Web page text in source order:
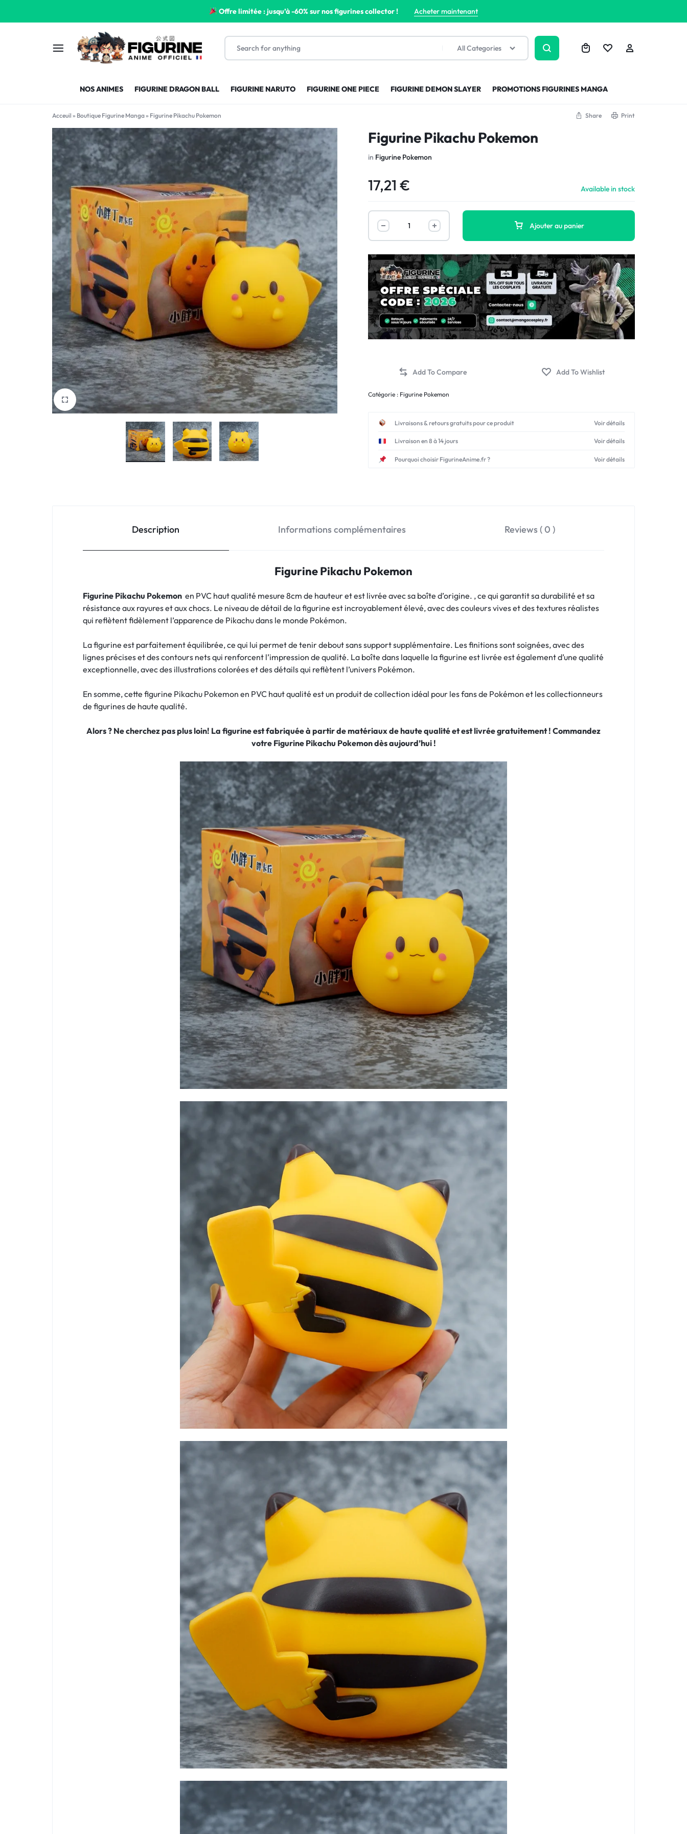
Offre limitée : jusqu’à -60% sur nos figurines collector ! Acheter maintenant
FRANCE
FRANCE
All Categories
NOS ANIMES FIGURINE DRAGON BALL FIGURINE NARUTO FIGURINE ONE PIECE FIGURINE DEMON SLAYER PROMOTIONS FIGURINES MANGA
Acceuil » Boutique Figurine Manga» Figurine Pikachu Pokemon Share Print
Figurine Pikachu Pokemon
in Figurine Pokemon
17,21€ Available in stock
Ajouter au panier
Catégorie : Figurine Pokemon
Livraisons & retours gratuits pour ce produit Voir détails
Livraison en 8 à 14 jours Voir détails
Pourquoi choisir FigurineAnime.fr ? Voir détails
Description Informations complémentaires Reviews ( 0 )
Figurine Pikachu Pokemon
Figurine Pikachu Pokemon en PVC haut qualité mesure 8cm de hauteur et est livrée avec sa boîte d’origine. , ce qui garantit sa durabilité et sa
résistance aux rayures et aux chocs. Le niveau de détail de la figurine est incroyablement élevé, avec des couleurs vives et des textures réalistes
qui reflètent fidèlement l’apparence de Pikachu dans le monde Pokémon.
La figurine est parfaitement équilibrée, ce qui lui permet de tenir debout sans support supplémentaire. Les finitions sont soignées, avec des
lignes précises et des contours nets qui renforcent l’impression de qualité. La boîte dans laquelle la figurine est livrée est également d’une qualité
exceptionnelle, avec des illustrations colorées et des détails qui reflètent l’univers Pokémon.
En somme, cette figurine Pikachu Pokemon en PVC haut qualité est un produit de collection idéal pour les fans de Pokémon et les collectionneurs
de figurines de haute qualité.
Alors ? Ne cherchez pas plus loin! La figurine est fabriquée à partir de matériaux de haute qualité et est livrée gratuitement ! Commandez
votre Figurine Pikachu Pokemon dès aujourd’hui !